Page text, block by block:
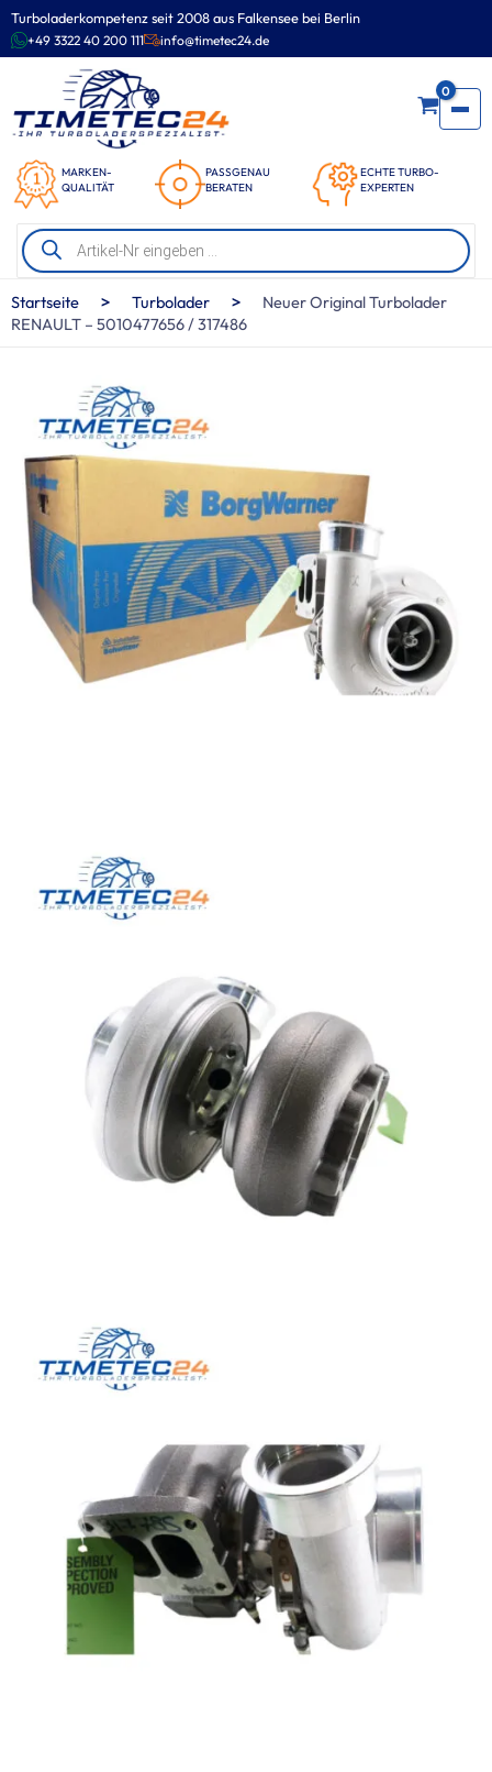
Turboladerkompetenz seit 2008 aus Falkensee bei Berlin
+49 3322 40 200 111 info@timetec24.de
MARKEN-
QUALITÄT
PASSGENAU
BERATEN
ECHTE TURBO-
EXPERTEN
0
Products
search
Zum
Inhalt
springen
Startseite > Turbolader >
Neuer Original Turbolader
RENAULT – 5010477656 / 317486